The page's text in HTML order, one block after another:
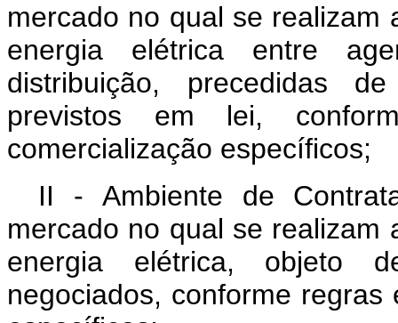
mercado no qual se realizam
energia elétrica entre
distribuição, precedidas
previstos em lei,
comercialização específicos;
II - Ambiente de
mercado no qual se realizam
energia elétrica, objeto
negociados, conforme